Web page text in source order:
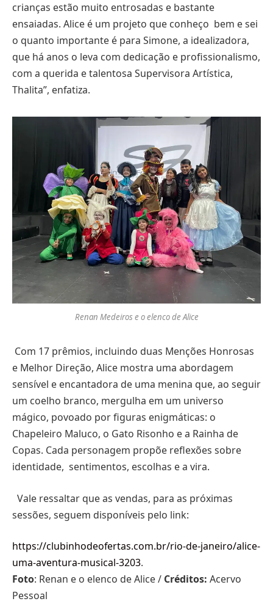
crianças estão muito entrosadas e bastante
ensaiadas. Alice é um projeto que conheço bem e sei
o quanto importante é para Simone, a idealizadora,
que há anos o leva com dedicação e profissionalismo,
com a querida e talentosa Supervisora Artística,
Thalita”, enfatiza.
Renan Medeiros e o elenco de Alice
Com 17 prêmios, incluindo duas Menções Honrosas
e Melhor Direção, Alice mostra uma abordagem
sensível e encantadora de uma menina que, ao seguir
um coelho branco, mergulha em um universo
mágico, povoado por figuras enigmáticas: o
Chapeleiro Maluco, o Gato Risonho e a Rainha de
Copas. Cada personagem propõe reflexões sobre
identidade, sentimentos, escolhas e a vira.
Vale ressaltar que as vendas, para as próximas
sessões, seguem disponíveis pelo link:
https://clubinhodeofertas.com.br/rio-de-janeiro/alice-
uma-aventura-musical-3203.
Foto: Renan e o elenco de Alice / Créditos: Acervo
Pessoal